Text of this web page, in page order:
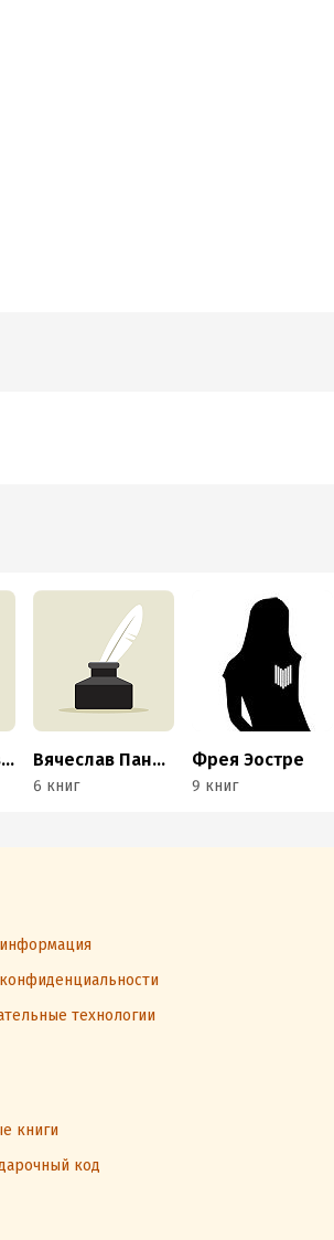
Наталья Караваева Вячеслав Панкратов
6 книг
Фрея Эостре
9 книг
технологии
книги
код